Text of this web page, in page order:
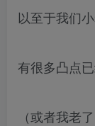
以至于我们
有很多凸点
（或者我老